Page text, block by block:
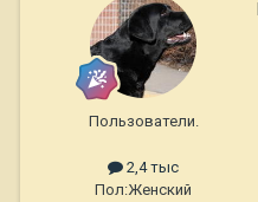
Пользователи.
2,4 тыс
Пол:Женский